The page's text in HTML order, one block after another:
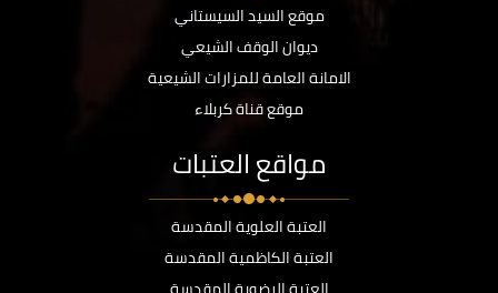
موقع السيد السيستاني
ديوان الوقف الشيعي
الامانة العامة للمزارات الشيعية
موقع قناة كربلاء
مواقع العتبات
العتبة العلوية المقدسة
العتبة الكاظمية المقدسة